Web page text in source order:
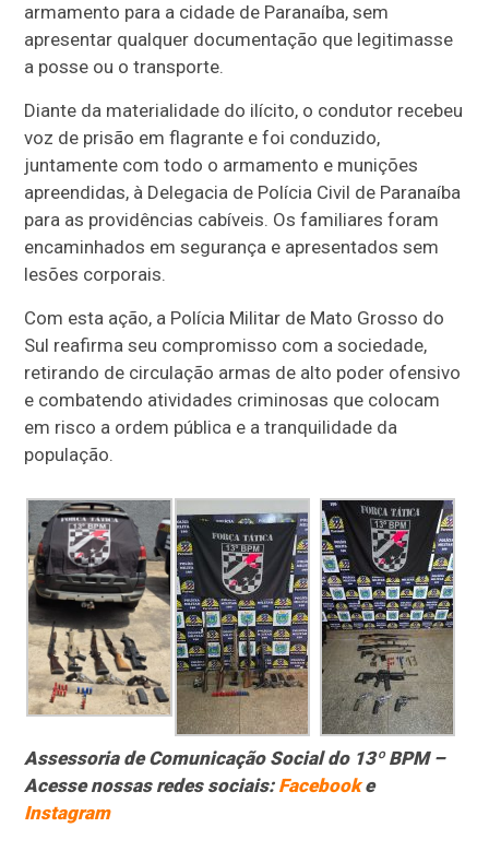
armamento para a cidade de Paranaíba, sem
apresentar qualquer documentação que legitimasse
a posse ou o transporte.
Diante da materialidade do ilícito, o condutor recebeu
voz de prisão em flagrante e foi conduzido,
juntamente com todo o armamento e munições
apreendidas, à Delegacia de Polícia Civil de Paranaíba
para as providências cabíveis. Os familiares foram
encaminhados em segurança e apresentados sem
lesões corporais.
Com esta ação, a Polícia Militar de Mato Grosso do
Sul reafirma seu compromisso com a sociedade,
retirando de circulação armas de alto poder ofensivo
e combatendo atividades criminosas que colocam
em risco a ordem pública e a tranquilidade da
população.
Assessoria de Comunicação Social do 13º BPM –
Acesse nossas redes sociais: Facebooke
Instagram